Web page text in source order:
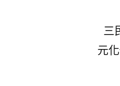
三
元